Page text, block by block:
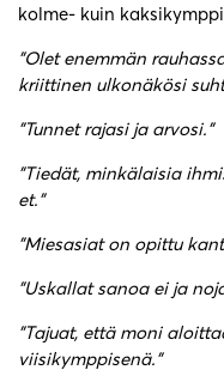
kolme- kuin
”Olet enemmän
kriittinen ulkonäkösi
”Tunnet rajasi ja arvosi.”
”Tiedät, minkälaisia
et.”
”Miesasiat on opittu
”Uskallat sanoa ei ja
”Tajuat, että moni
viisikymppisenä.”